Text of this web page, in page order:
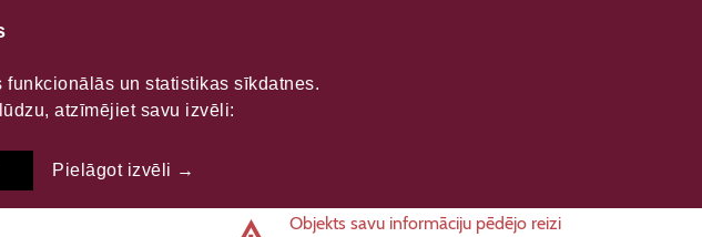
Objekts savu informāciju pēdējo reizi
un statistikas sīkdatnes.
atzīmējiet savu izvēli:
Pielāgot izvēli →